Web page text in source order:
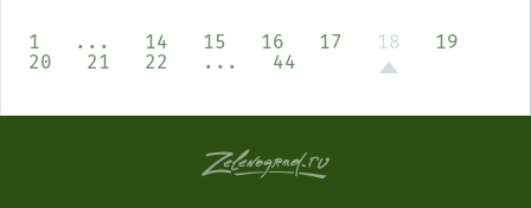
1 ... 14 15 16 17 18
19
20
21 22 ... 44